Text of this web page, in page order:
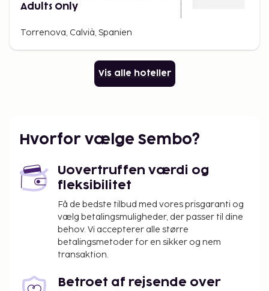
Adults Only
Torrenova, Calvià, Spanien
Vis alle hoteller
Hvorfor vælge Sembo?
Uovertruffen værdi og
fleksibilitet
Få de bedste tilbud med vores prisgaranti og
vælg betalingsmuligheder, der passer til dine
behov. Vi accepterer alle større
betalingsmetoder for en sikker og nem
transaktion.
Betroet af rejsende over